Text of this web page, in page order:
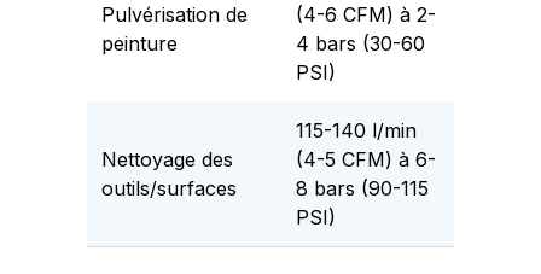
Pulvérisation de
peinture
(4-6 CFM) à 2-
4 bars (30-60
PSI)
Nettoyage des
outils/surfaces
115-140 l/min
(4-5 CFM) à 6-
8 bars (90-115
PSI)